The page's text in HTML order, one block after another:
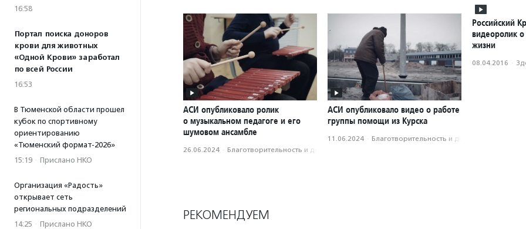
16:58
Портал поиска доноров
крови для животных
«Одной Крови» заработал
по всей России
16:53
В Тюменской области прошел
кубок по спортивному
ориентированию
«Тюменский формат-2026»
15:19 · Прислано НКО
Организация «Радость»
открывает сеть
региональных подразделений
14:25 · Прислано НКО
АСИ опубликовало ролик
о музыкальном педагоге и его
шумовом ансамбле
26.06.2024 · Благотвори­тель­ность и доброволь­чест­во
АСИ опубликовало видео о работе
группы помощи из Курска
11.06.2024 · Благотвори­тель­ность и доброволь­чест­во
Российский
видеоролик
жизни
08.04.2016 ·
РЕКОМЕНДУЕМ